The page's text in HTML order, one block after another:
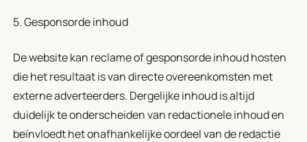
5. Gesponsorde inhoud
De website kan reclame of gesponsorde inhoud hosten
die het resultaat is van directe overeenkomsten met
externe adverteerders. Dergelijke inhoud is altijd
duidelijk te onderscheiden van redactionele inhoud en
beïnvloedt het onafhankelijke oordeel van de redactie